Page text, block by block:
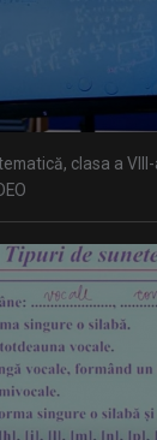
română, clasa a